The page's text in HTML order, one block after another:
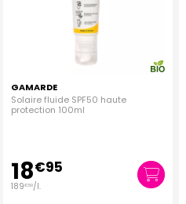
GAMARDE
Solaire fluide SPF50 haute
protection 100ml
18€95
189€50/l.